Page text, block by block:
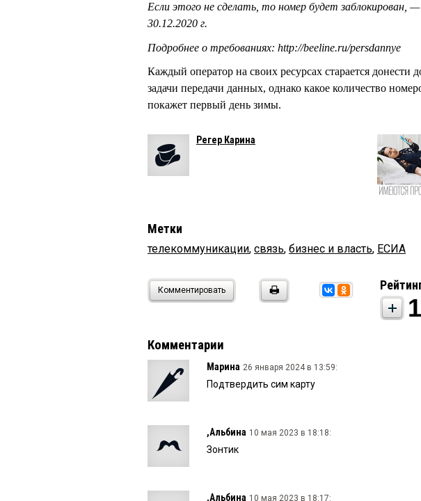
Если этого не сделать, то номер будет
30.12.2020 г.
Подробнее о требованиях: http://beeline.ru/persdannye
Каждый оператор на своих ресурсах старается донести
задачи передачи данных, однако какое количество
покажет первый день зимы.
Регер Карина
Метки
телекоммуникации, связь, бизнес и власть, ЕСИА
Комментировать
1
Комментарии
Марина 26 января 2024 в 13:59:
Подтвердить сим карту
,Альбина 10 мая 2023 в 18:18:
Зонтик
,Альбина 10 мая 2023 в 18:17: